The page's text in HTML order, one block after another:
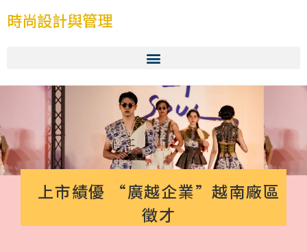
時尚設計與管理
上市績優 “廣越企業”越南廠區
徵才